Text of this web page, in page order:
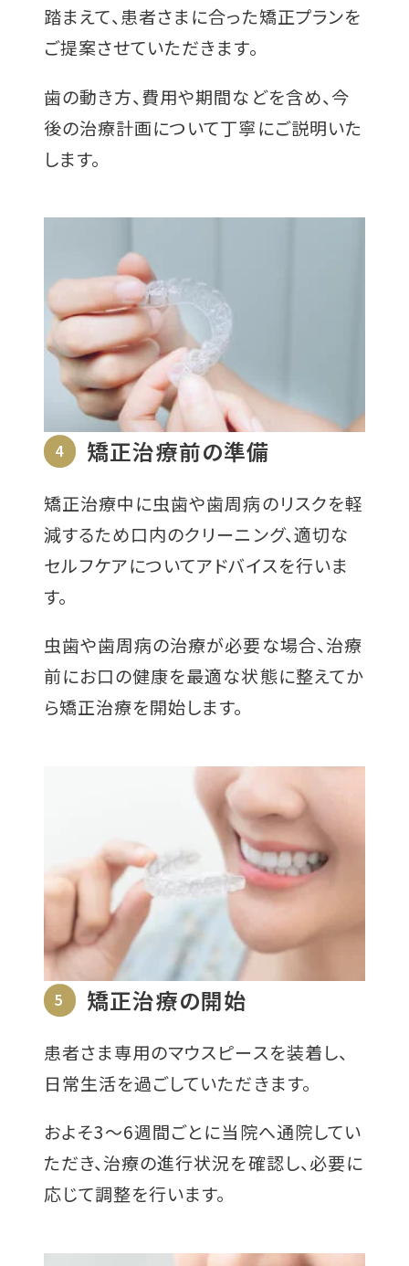
踏まえて、患者さまに合った矯正プランを
ご提案させていただきます。
歯の動き方、費用や期間などを含め、今
後の治療計画について丁寧にご説明いた
します。
4 矯正治療前の準備
矯正治療中に虫歯や歯周病のリスクを軽
減するため口内のクリーニング、適切な
セルフケアについてアドバイスを行いま
す。
虫歯や歯周病の治療が必要な場合、治療
前にお口の健康を最適な状態に整えてか
ら矯正治療を開始します。
5 矯正治療の開始
患者さま専用のマウスピースを装着し、
日常生活を過ごしていただきます。
およそ3〜6週間ごとに当院へ通院してい
ただき、治療の進行状況を確認し、必要に
応じて調整を行います。